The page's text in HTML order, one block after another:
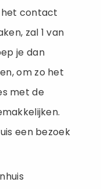
het contact
zal 1 van
je dan
om zo het
met de
een bezoek